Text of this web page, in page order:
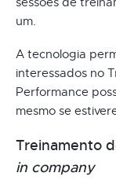
um.
A tecnologia
interessados no
Performance
mesmo se
Treinamento
in company